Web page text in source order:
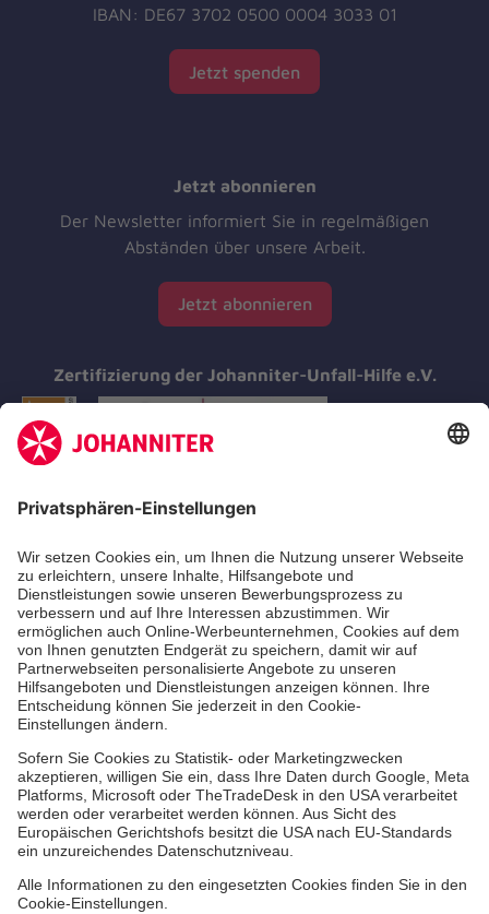
IBAN: DE67 3702 0500 0004 3033 01
Jetzt spenden
Jetzt abonnieren
Der Newsletter informiert Sie in regelmäßigen
Abständen über unsere Arbeit.
Jetzt abonnieren
Zertifizierung der Johanniter-Unfall-Hilfe e.V.
Aus- & Fortbildungen
Erste-Hilfe-Kurse
Jobs & Ehrenamt
Freiwilligendienst
Spendenprojekte
Johanniter-Jugend
Einrichtungen